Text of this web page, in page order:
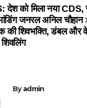
को मिला नया CDS,
जनरल अनिल चौहान
की शिवभक्ति, डंबल और
Byadmin